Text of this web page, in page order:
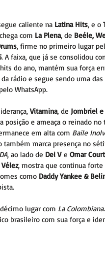
caliente na Latina Hits, e o
com La Plena, de Beéle,
, firme no primeiro lugar
. A faixa, que já se consolidou
do ano, mantém sua força
rádio e segue sendo uma das
WhatsApp.
Vitamina, de Jombriel e
posição e ameaça o reinado no
em alta com Baile
também marca presença no
, ao lado de Dei V e Omar
, mostra que continua forte
como Daddy Yankee &
lugar com La Colombiana
brasileiro com sua força e